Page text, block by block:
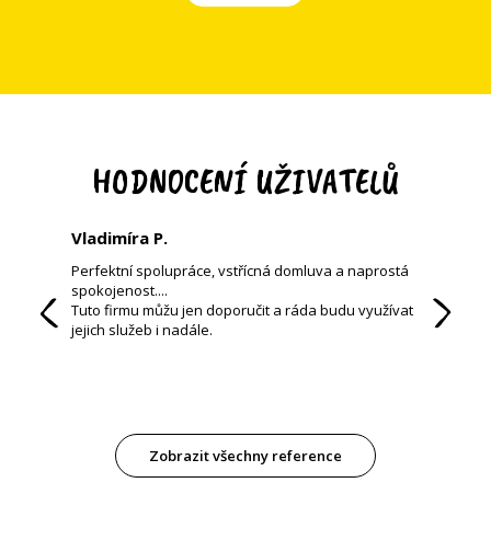
HODNOCENÍ UŽIVATELŮ
Vladimíra P.
Perfektní spolupráce, vstřícná domluva a naprostá
spokojenost....
Tuto firmu můžu jen doporučit a ráda budu využívat
jejich služeb i nadále.
rušit a
a
Zobrazit všechny reference